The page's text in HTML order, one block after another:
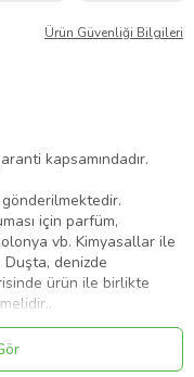
Ürün Güvenliği Bilgileri
kapsamındadır.
için parfüm,
vb. Kimyasallar ile
denizde
ürün ile birlikte
aittir ve birebir